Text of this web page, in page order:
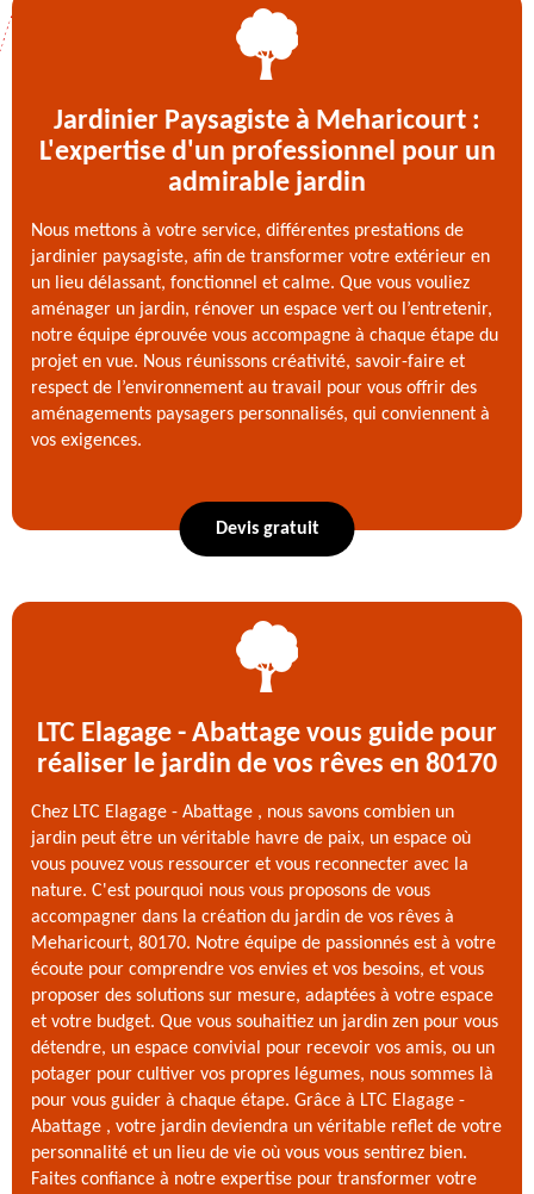
Jardinier Paysagiste à Meharicourt :
L'expertise d'un professionnel pour un
admirable jardin
Nous mettons à votre service, différentes prestations de
jardinier paysagiste, afin de transformer votre extérieur en
un lieu délassant, fonctionnel et calme. Que vous vouliez
aménager un jardin, rénover un espace vert ou l’entretenir,
notre équipe éprouvée vous accompagne à chaque étape du
projet en vue. Nous réunissons créativité, savoir-faire et
respect de l’environnement au travail pour vous offrir des
aménagements paysagers personnalisés, qui conviennent à
vos exigences.
Devis gratuit
LTC Elagage - Abattage vous guide pour
réaliser le jardin de vos rêves en 80170
Chez LTC Elagage - Abattage , nous savons combien un
jardin peut être un véritable havre de paix, un espace où
vous pouvez vous ressourcer et vous reconnecter avec la
nature. C'est pourquoi nous vous proposons de vous
accompagner dans la création du jardin de vos rêves à
Meharicourt, 80170. Notre équipe de passionnés est à votre
écoute pour comprendre vos envies et vos besoins, et vous
proposer des solutions sur mesure, adaptées à votre espace
et votre budget. Que vous souhaitiez un jardin zen pour vous
détendre, un espace convivial pour recevoir vos amis, ou un
potager pour cultiver vos propres légumes, nous sommes là
pour vous guider à chaque étape. Grâce à LTC Elagage -
Abattage , votre jardin deviendra un véritable reflet de votre
personnalité et un lieu de vie où vous vous sentirez bien.
Faites confiance à notre expertise pour transformer votre